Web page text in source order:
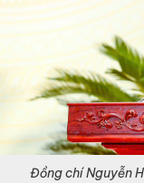
Đồng chí Nguyễn